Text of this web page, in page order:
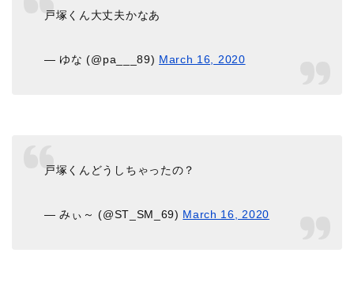
戸塚くん大丈夫かなあ
— ゆな (@pa___89) March 16, 2020
戸塚くんどうしちゃったの？
— みぃ～ (@ST_SM_69) March 16, 2020